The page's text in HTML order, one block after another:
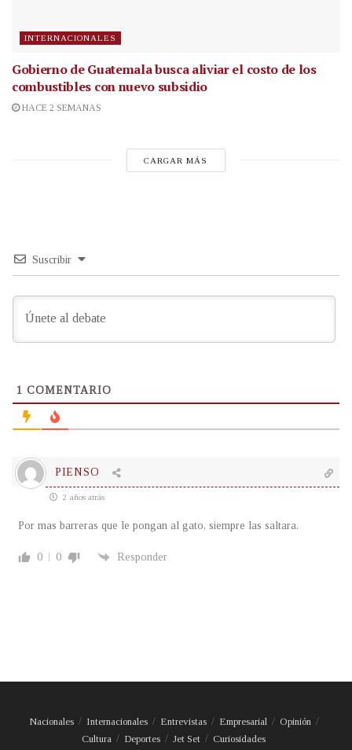
INTERNACIONALES
Gobierno de Guatemala busca aliviar el costo de los
combustibles con nuevo subsidio
HACE 2 SEMANAS
CARGAR MÁS
Suscribir
1 COMENTARIO
PIENSO
2 años atrás
Por mas barreras que le pongan al gato, siempre las saltara.
0 0 Responder
Nacionales Internacionales Entrevistas Empresarial
Opinión
Cultura
Deportes Jet Set Curiosidades